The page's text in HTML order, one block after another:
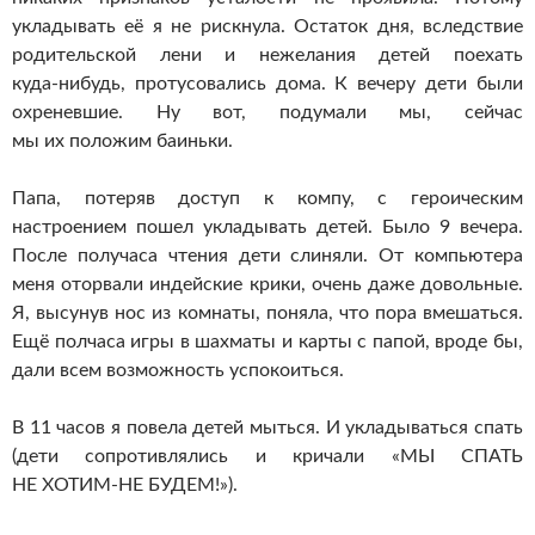
укладывать её я не рискнула. Остаток дня, вследствие
родительской лени и нежелания детей поехать
куда-нибудь, протусовались дома. К вечеру дети были
охреневшие. Ну вот, подумали мы, сейчас
мы их положим баиньки.
Папа, потеряв доступ к компу, с героическим
настроением пошел укладывать детей. Было 9 вечера.
После получаса чтения дети слиняли. От компьютера
меня оторвали индейские крики, очень даже довольные.
Я, высунув нос из комнаты, поняла, что пора вмешаться.
Ещё полчаса игры в шахматы и карты с папой, вроде бы,
дали всем возможность успокоиться.
В 11 часов я повела детей мыться. И укладываться спать
(дети сопротивлялись и кричали «МЫ СПАТЬ
НЕ ХОТИМ-НЕ БУДЕМ!»).